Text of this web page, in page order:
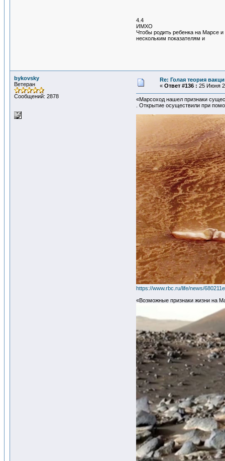
4.4
ИМХО
Чтобы родить ребенка на Марсе
нескольким показателям и
bykovsky
Ветеран
Сообщений: 2878
Re: Голая теория
« Ответ #136 : 25 Июня
«Марсоход нашел признаки
. Открытие осуществили при
https://www.rbc.ru/life/news/
«Возможные признаки жизни на